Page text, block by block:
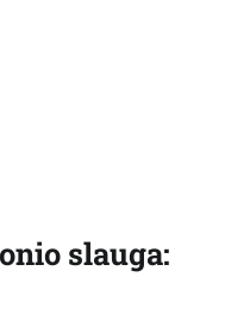
slauga: